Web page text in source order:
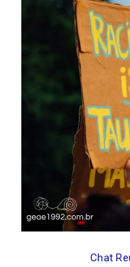
Chat